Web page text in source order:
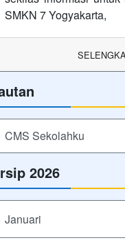
SMKN 7 Yogyakarta,
CMS Sekolahku
2026
Januari